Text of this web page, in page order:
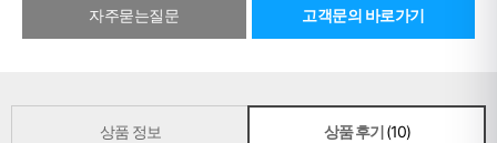
자주묻는질문 고객문의 바로가기
상품 정보 상품 후기(10)